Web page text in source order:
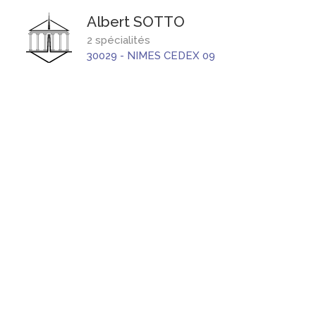
Albert SOTTO
2 spécialités
30029 - NIMES CEDEX 09